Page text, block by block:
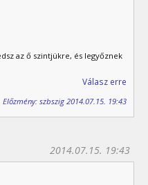
az ő szintjükre, és legyőznek
Válasz erre
Előzmény: szbszig 2014.07.15. 19:43
2014.07.15. 19:43